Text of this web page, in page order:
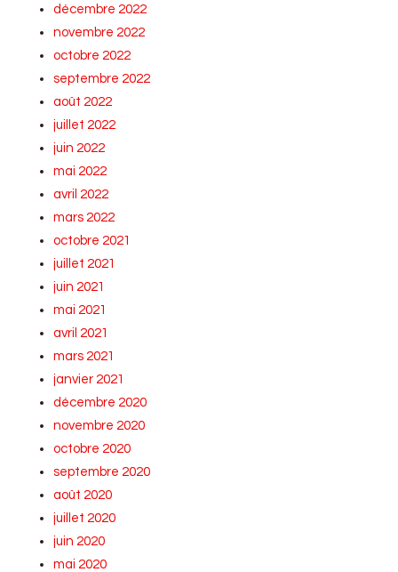
décembre 2022
novembre 2022
octobre 2022
septembre 2022
août 2022
juillet 2022
juin 2022
mai 2022
avril 2022
mars 2022
octobre 2021
juillet 2021
juin 2021
mai 2021
avril 2021
mars 2021
janvier 2021
décembre 2020
novembre 2020
octobre 2020
septembre 2020
août 2020
juillet 2020
juin 2020
mai 2020